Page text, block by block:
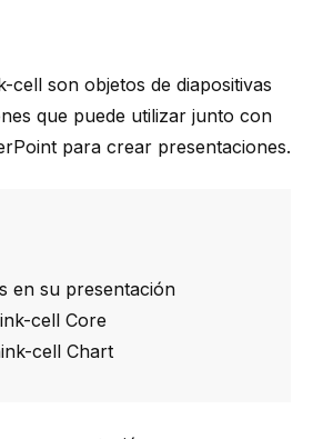
cell son objetos de diapositivas
que puede utilizar junto con
para crear presentaciones.
en su presentación
cell Core
cell Chart